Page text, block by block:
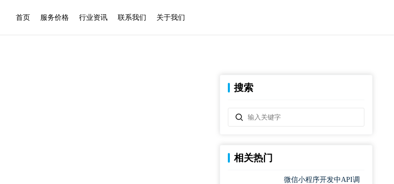
首页 服务价格 行业资讯 联系我们 关于我们
搜索
相关热门
微信小程序开发中API调